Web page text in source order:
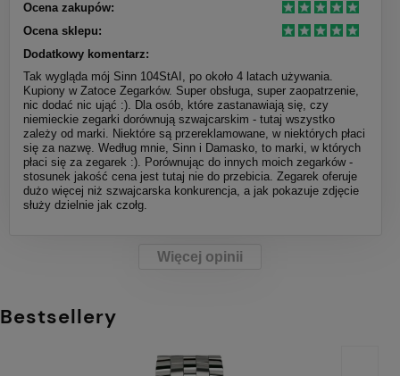
Ocena zakupów:
Ocena sklepu:
Dodatkowy komentarz:
Tak wygląda mój Sinn 104StAI, po około 4 latach używania.
Kupiony w Zatoce Zegarków. Super obsługa, super zaopatrzenie,
nic dodać nic ująć :). Dla osób, które zastanawiają się, czy
niemieckie zegarki dorównują szwajcarskim - tutaj wszystko
zależy od marki. Niektóre są przereklamowane, w niektórych płaci
się za nazwę. Według mnie, Sinn i Damasko, to marki, w których
płaci się za zegarek :). Porównując do innych moich zegarków -
stosunek jakość cena jest tutaj nie do przebicia. Zegarek oferuje
dużo więcej niż szwajcarska konkurencja, a jak pokazuje zdjęcie
służy dzielnie jak czołg.
Więcej opinii
Bestsellery